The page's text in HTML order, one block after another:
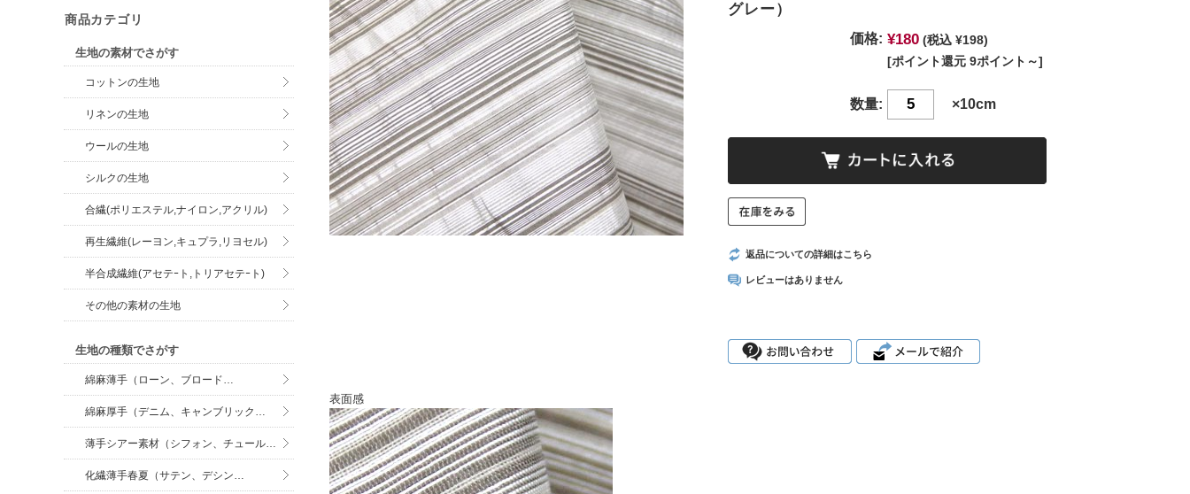
グレー）
価格: ¥180 (税込 ¥198)
[ポイント還元 9ポイント～]
数量: ×10cm
返品についての詳細はこちら
レビューはありません
表面感
商品カテゴリ
生地の素材でさがす
コットンの生地
リネンの生地
ウールの生地
シルクの生地
合繊(ポリエステル,ナイロン,アクリル)
再生繊維(レーヨン,キュプラ,リヨセル)
半合成繊維(アセテｰト,トリアセテｰト)
その他の素材の生地
生地の種類でさがす
綿麻薄手（ローン、ブロード…
綿麻厚手（デニム、キャンブリック…
薄手シアー素材（シフォン、チュール…
化繊薄手春夏（サテン、デシン…